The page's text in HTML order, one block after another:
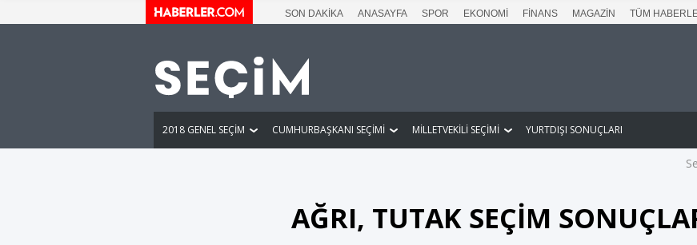
SON DAKİKA ANASAYFA SPOR EKONOMİ FİNANS MAGAZİN TÜM
2018 GENEL SEÇİM CUMHURBAŞKANI SEÇİMİ MİLLETVEKİLİ SEÇİMİ YURTDIŞI SONUÇLARI
AĞRI, TUTAK SEÇİM